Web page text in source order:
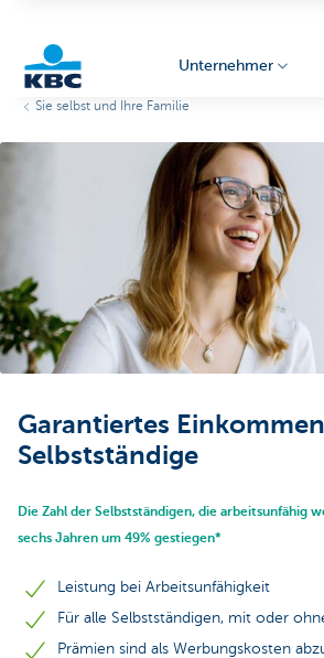
Unternehmer
Unternehmer
Sie selbst und Ihre Familie
Garantiertes
Selbstständige
Die Zahl der Selbstständigen, die arbeitsunfähig
sechs Jahren um 49% gestiegen*
Leistung bei Arbeitsunfähigkeit
Für alle Selbstständigen, mit oder
Prämien sind als Werbungskosten